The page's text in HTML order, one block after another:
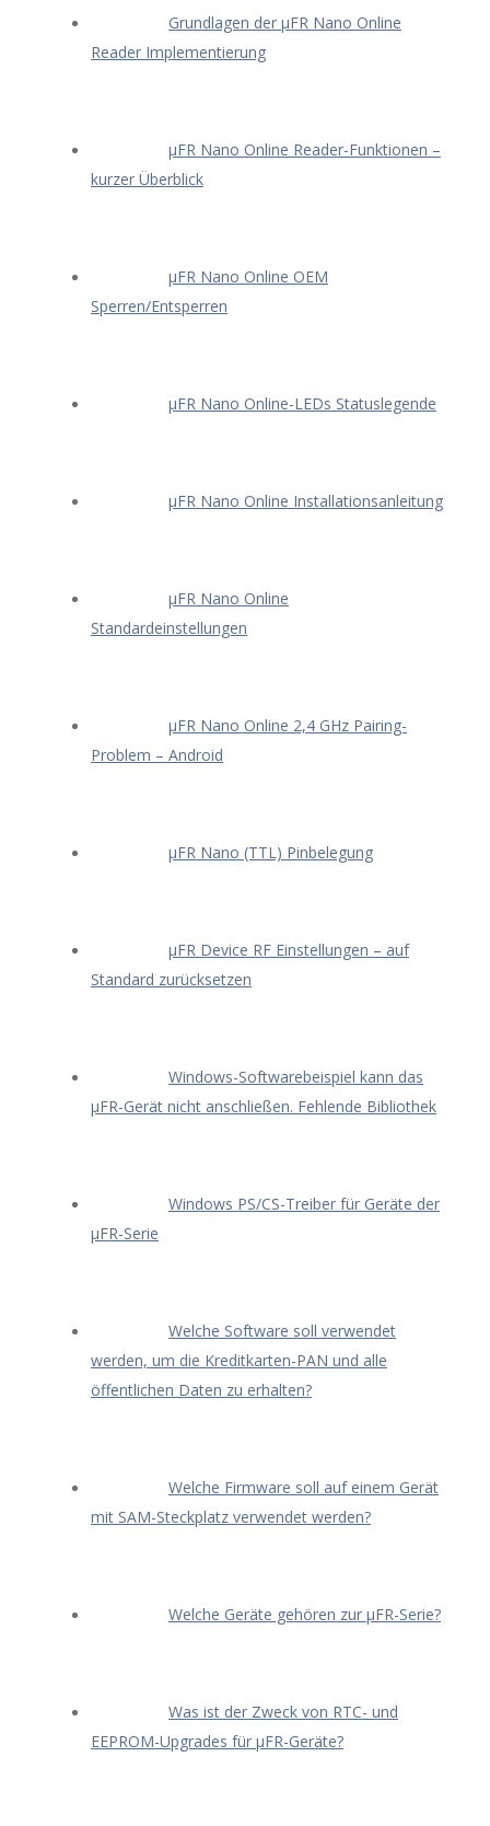
Grundlagen der μFR Nano Online
Reader Implementierung
μFR Nano Online Reader-Funktionen –
kurzer Überblick
μFR Nano Online OEM
Sperren/Entsperren
μFR Nano Online-LEDs Statuslegende
μFR Nano Online Installationsanleitung
μFR Nano Online
Standardeinstellungen
μFR Nano Online 2,4 GHz Pairing-
Problem – Android
μFR Nano (TTL) Pinbelegung
μFR Device RF Einstellungen – auf
Standard zurücksetzen
Windows-Softwarebeispiel kann das
μFR-Gerät nicht anschließen. Fehlende Bibliothek
Windows PS/CS-Treiber für Geräte der
μFR-Serie
Welche Software soll verwendet
werden, um die Kreditkarten-PAN und alle
öffentlichen Daten zu erhalten?
Welche Firmware soll auf einem Gerät
mit SAM-Steckplatz verwendet werden?
Welche Geräte gehören zur μFR-Serie?
Was ist der Zweck von RTC- und
EEPROM-Upgrades für μFR-Geräte?